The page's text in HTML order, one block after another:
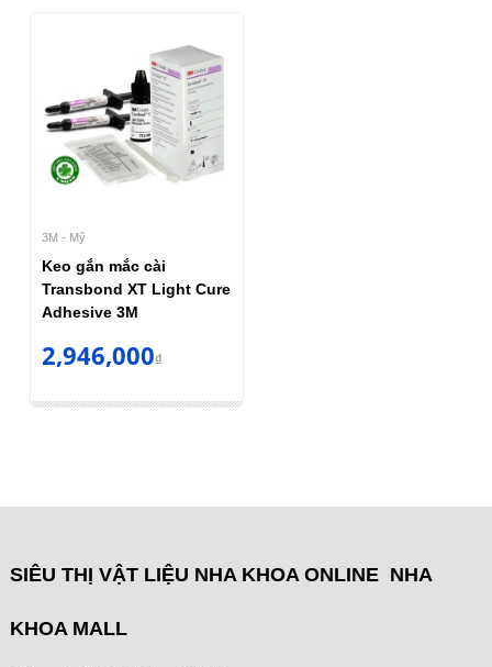
3M - Mỹ
Keo gắn mắc cài ​
Transbond XT Light Cure
Adhesive 3M
2,946,000₫
SIÊU THỊ VẬT LIỆU NHA KHOA ONLINE NHA
KHOA MALL